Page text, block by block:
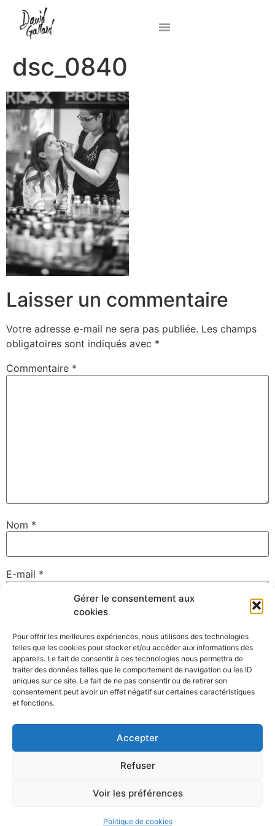
Gérer le consentement aux
cookies
Pour offrir les meilleures expériences, nous utilisons des technologies
telles que les cookies pour stocker et/ou accéder aux informations des
appareils. Le fait de consentir à ces technologies nous permettra de
traiter des données telles que le comportement de navigation ou les ID
uniques sur ce site. Le fait de ne pas consentir ou de retirer son
consentement peut avoir un effet négatif sur certaines caractéristiques
et fonctions.
Accepter
Refuser
Voir les préférences
Politique de cookies
dsc_0840
Laisser un commentaire
Votre adresse e-mail ne sera pas publiée. Les champs
obligatoires sont indiqués avec *
Commentaire *
Nom *
E-mail *
Enregistrer mon nom, mon e-mail et mon site dans le
navigateur pour mon prochain commentaire.